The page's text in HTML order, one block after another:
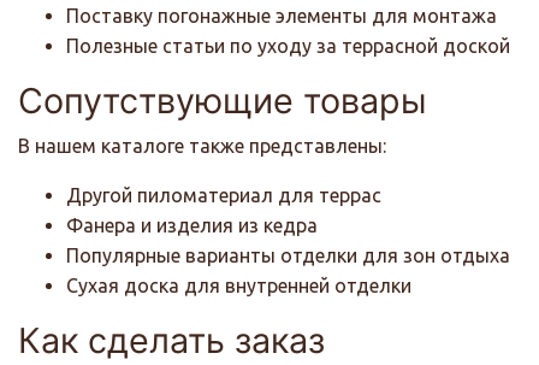
Поставку погонажные элементы для монтажа
Полезные статьи по уходу за террасной доской
Сопутствующие товары
В нашем каталоге также представлены:
Другой пиломатериал для террас
Фанера и изделия из кедра
Популярные варианты отделки для зон отдыха
Сухая доска для внутренней отделки
Как сделать заказ